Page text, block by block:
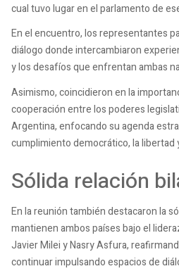
cual tuvo lugar en el parlamento de
En el encuentro, los representantes
diálogo donde intercambiaron
y los desafíos que enfrentan ambas
Asimismo, coincidieron en la
cooperación entre los poderes
Argentina, enfocando su agenda
cumplimiento democrático, la libertad
Sólida relación
En la reunión también destacaron la
mantienen ambos países bajo el
Javier Milei y Nasry Asfura,
continuar impulsando espacios de